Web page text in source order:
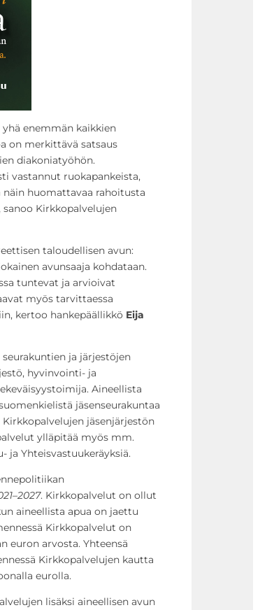
yhä enemmän kaikkien
on merkittävä satsaus
diakoniatyöhön.
vastannut ruokapankeista,
näin huomattavaa rahoitusta
Kirkkopalvelujen
taloudellisen avun:
avunsaaja kohdataan.
tuntevat ja arvioivat
myös tarvittaessa
kertoo hankepäällikkö Eija
ja järjestöjen
hyvinvointi- ja
Aineellista
jäsenseurakuntaa
jäsenjärjestön
ylläpitää myös mm.
ja Yhteisvastuukeräyksiä.
. Kirkkopalvelut on ollut
aineellista apua on jaettu
Kirkkopalvelut on
euron arvosta. Yhteensä
Kirkkopalvelujen kautta
eurolla.
lisäksi aineellisen avun